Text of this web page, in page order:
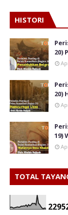
HISTORI
20)
20)
19)
TOTAL
2295